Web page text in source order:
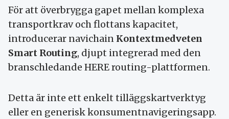
För att överbrygga gapet mellan komplexa
transportkrav och flottans kapacitet,
introducerar navichain Kontextmedveten
Smart Routing, djupt integrerad med den
branschledande HERE routing-plattformen.
Detta är inte ett enkelt tilläggskartverktyg
eller en generisk konsumentnavigeringsapp.